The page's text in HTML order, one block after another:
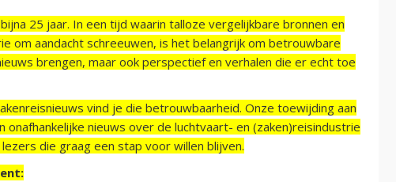
25 jaar. In een tijd waarin talloze vergelijkbare bronnen en
om aandacht schreeuwen, is het belangrijk om betrouwbare
brengen, maar ook perspectief en verhalen die er echt toe
vind je die betrouwbaarheid. Onze toewijding aan
nieuws over de luchtvaart- en (zaken)reisindustrie
die graag een stap voor willen blijven.